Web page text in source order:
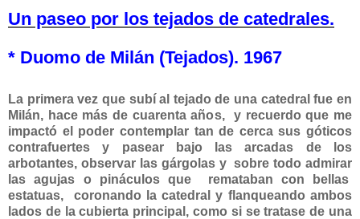
Un paseo por los tejados de catedrales.
* Duomo de Milán (Tejados). 1967
La primera vez que subí al tejado de una catedral fue en
Milán, hace más de cuarenta años,
y recuerdo que me
impactó el poder contemplar tan de cerca sus góticos
contrafuertes y pasear bajo las arcadas de los
arbotantes, observar las gárgolas y sobre todo admirar
las agujas o pináculos que remataban con bellas
estatuas, coronando la catedral y flanqueando ambos
lados de la cubierta principal, como si se tratase de una